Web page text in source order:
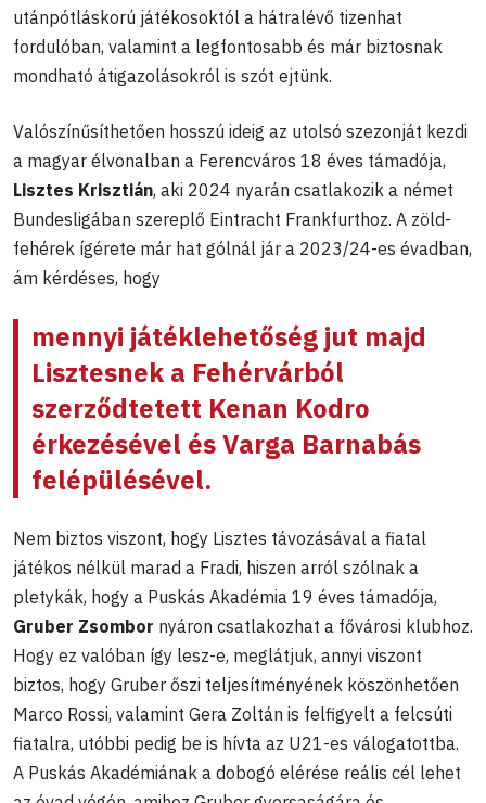
utánpótláskorú játékosoktól a hátralévő tizenhat
fordulóban, valamint a legfontosabb és már biztosnak
mondható átigazolásokról is szót ejtünk.
Valószínűsíthetően hosszú ideig az utolsó szezonját kezdi
a magyar élvonalban a Ferencváros 18 éves támadója,
Lisztes Krisztián, aki 2024 nyarán csatlakozik a német
Bundesligában szereplő Eintracht Frankfurthoz. A zöld-
fehérek ígérete már hat gólnál jár a 2023/24-es évadban,
ám kérdéses, hogy
mennyi játéklehetőség jut majd
Lisztesnek a Fehérvárból
szerződtetett Kenan Kodro
érkezésével és Varga Barnabás
felépülésével.
Nem biztos viszont, hogy Lisztes távozásával a fiatal
játékos nélkül marad a Fradi, hiszen arról szólnak a
pletykák, hogy a Puskás Akadémia 19 éves támadója,
Gruber Zsombor nyáron csatlakozhat a fővárosi klubhoz.
Hogy ez valóban így lesz-e, meglátjuk, annyi viszont
biztos, hogy Gruber őszi teljesítményének köszönhetően
Marco Rossi, valamint Gera Zoltán is felfigyelt a felcsúti
fiatalra, utóbbi pedig be is hívta az U21-es válogatottba.
A Puskás Akadémiának a dobogó elérése reális cél lehet